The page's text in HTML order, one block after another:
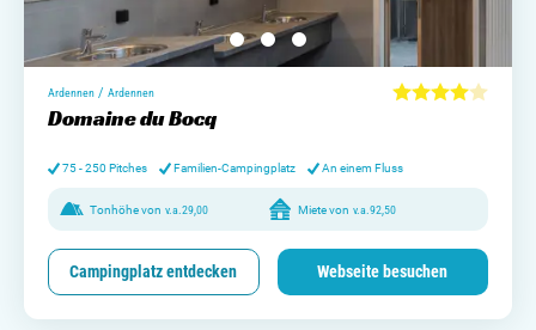
Ardennen / Ardennen
Domaine du Bocq
75 - 250 Pitches Familien-Campingplatz An einem Fluss
Tonhöhe von v.a. 29,00 Miete von v.a. 92,50
Campingplatz entdecken Webseite besuchen